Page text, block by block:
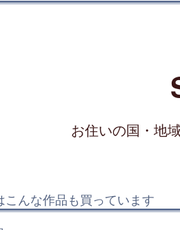
お住いの国・地
んな作品も買っています